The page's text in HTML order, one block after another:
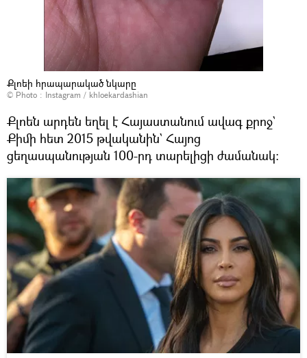
Քլոեի հրապարակած նկարը
© Photo : Instagram / khloekardashian
Քլոեն արդեն եղել է Հայաստանում ավագ քրոջ`
Քիմի հետ 2015 թվականին` Հայոց
ցեղասպանության 100-րդ տարելիցի ժամանակ։